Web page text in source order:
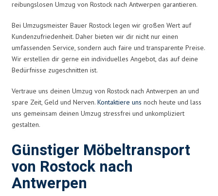
reibungslosen Umzug von Rostock nach Antwerpen garantieren.
Bei Umzugsmeister Bauer Rostock legen wir großen Wert auf
Kundenzufriedenheit. Daher bieten wir dir nicht nur einen
umfassenden Service, sondern auch faire und transparente Preise.
Wir erstellen dir gerne ein individuelles Angebot, das auf deine
Bedürfnisse zugeschnitten ist.
Vertraue uns deinen Umzug von Rostock nach Antwerpen an und
spare Zeit, Geld und Nerven. Kontaktiere uns noch heute und lass
uns gemeinsam deinen Umzug stressfrei und unkompliziert
gestalten.
Günstiger Möbeltransport
von Rostock nach
Antwerpen